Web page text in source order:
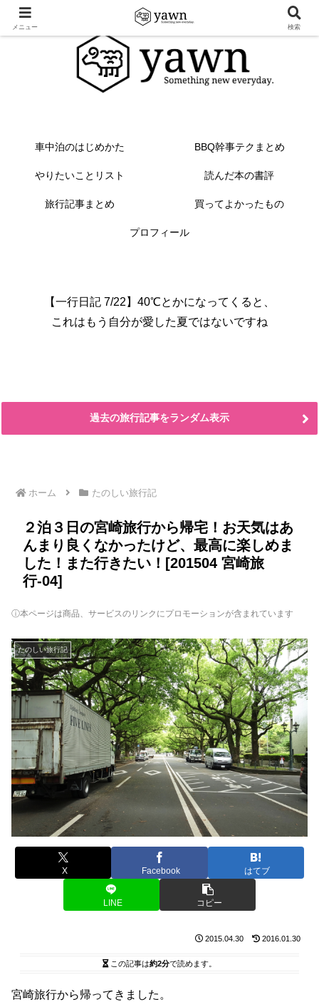
車中泊のはじめかた BBQ幹事テクまとめ
やりたいことリスト 読んだ本の書評
旅行記事まとめ 買ってよかったもの
プロフィール
【一行日記 7/22】40℃とかになってくると、
これはもう自分が愛した夏ではないですね
過去の旅行記事をランダム表示
ホーム たのしい旅行記
２泊３日の宮崎旅行から帰宅！お天気はあ
んまり良くなかったけど、最高に楽しめま
した！また行きたい！[201504 宮崎旅
行-04]
ⓘ本ページは商品、サービスのリンクにプロモーションが含まれています
たのしい旅行記
X Facebook はてブ
LINE コピー
2015.04.30 2016.01.30
この記事は約2分で読めます。
宮崎旅行から帰ってきました。
メニュー 検索